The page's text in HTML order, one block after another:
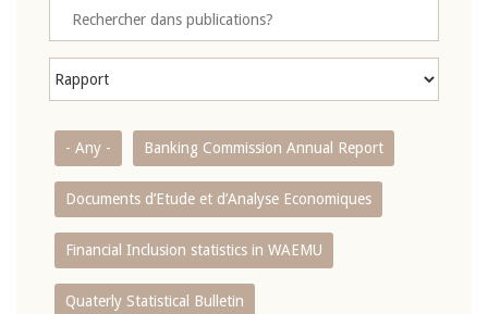
- Any - Banking Commission Annual Report
Documents d’Etude et d’Analyse Economiques
Financial Inclusion statistics in WAEMU
Quaterly Statistical Bulletin